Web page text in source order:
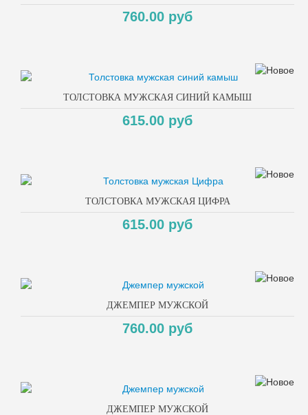
760.00 руб
ТОЛСТОВКА МУЖСКАЯ СИНИЙ КАМЫШ
615.00 руб
ТОЛСТОВКА МУЖСКАЯ ЦИФРА
615.00 руб
ДЖЕМПЕР МУЖСКОЙ
760.00 руб
ДЖЕМПЕР МУЖСКОЙ